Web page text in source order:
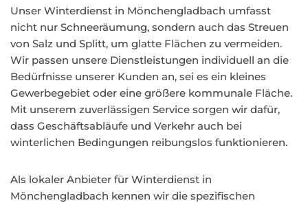
Unser Winterdienst in Mönchengladbach umfasst
nicht nur Schneeräumung, sondern auch das Streuen
von Salz und Splitt, um glatte Flächen zu vermeiden.
Wir passen unsere Dienstleistungen individuell an die
Bedürfnisse unserer Kunden an, sei es ein kleines
Gewerbegebiet oder eine größere kommunale Fläche.
Mit unserem zuverlässigen Service sorgen wir dafür,
dass Geschäftsabläufe und Verkehr auch bei
winterlichen Bedingungen reibungslos funktionieren.
Als lokaler Anbieter für Winterdienst in
Mönchengladbach kennen wir die spezifischen